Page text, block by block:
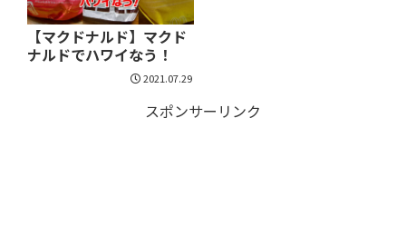
【マクドナルド】マクド
ナルドでハワイなう！
2021.07.29
スポンサーリンク